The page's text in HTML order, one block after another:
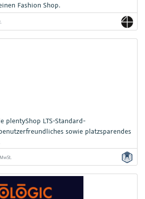
Fashion Shop.
plentyShop LTS-Standard-
sowie platzsparendes